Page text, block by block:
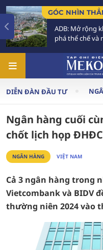
GÓC NHÌN
ADB: Mở rộng
phá thể chế và
DIỄN ĐÀN ĐẦU TƯ
Ngân hàng cuối
chốt lịch họp
NGÂN HÀNG VIỆT NAM
Cả 3 ngân hàng trong
Vietcombank và BIDV
thường niên 2024 vào